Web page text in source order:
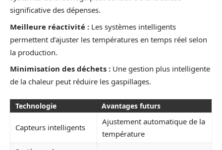
significative des dépenses.
Meilleure réactivité : Les systèmes intelligents
permettent d’ajuster les températures en temps réel selon
la production.
Minimisation des déchets : Une gestion plus intelligente
de la chaleur peut réduire les gaspillages.
Technologie Avantages futurs
Capteurs intelligents
Ajustement automatique de la
température